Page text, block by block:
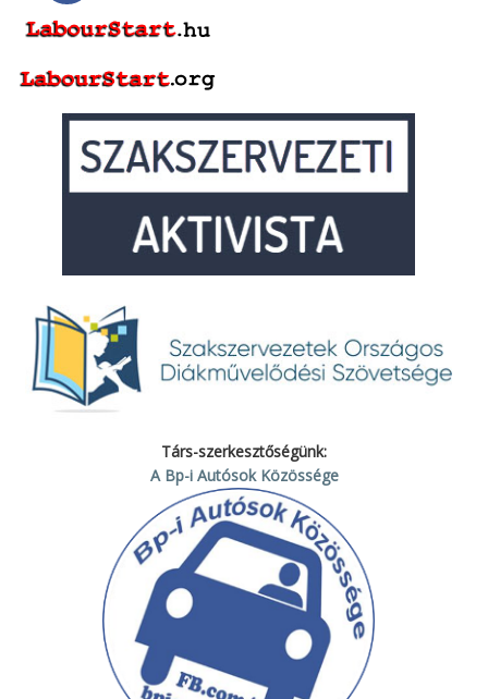
Társ-szerkesztőségünk:
A Bp-i Autósok Közössége